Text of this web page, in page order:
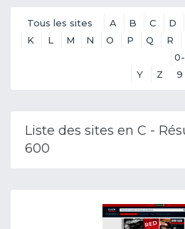
Tous les sites A B C D
K
L M N O P Q R
Y Z
0-
9
Liste des sites en C -
600